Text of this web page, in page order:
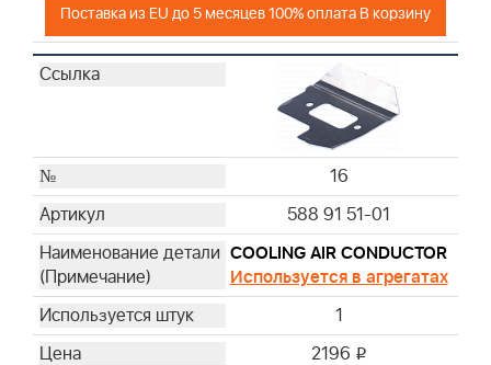
Поставка из EU до 5 месяцев 100% оплата В корзину
16
588 91 51-01
COOLING AIR CONDUCTOR
Используется в агрегатах
1
2196 i